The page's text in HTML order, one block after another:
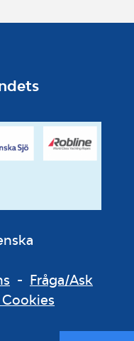
- Fråga/Ask